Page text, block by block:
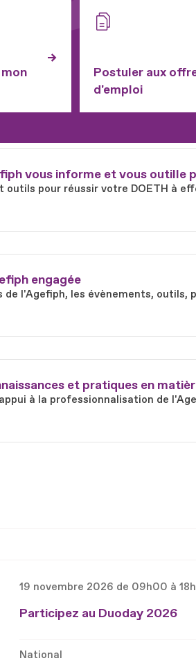
Postuler aux
d'emploi
vous informe et vous outille
pour réussir votre DOETH à
engagée
de l'Agefiph, les évènements,
et pratiques en
à la professionnalisation de
19 novembre 2026 de 09h00 à
Participez au Duoday 2026
National